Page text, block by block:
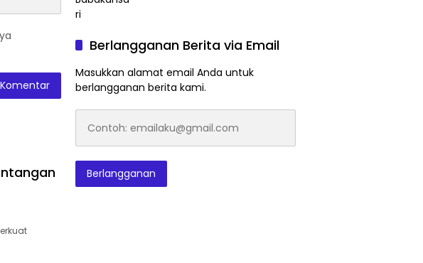
Berlangganan Berita via Email
Masukkan alamat email Anda untuk
berlangganan berita kami.
emailaku@gmail.com
Berlangganan